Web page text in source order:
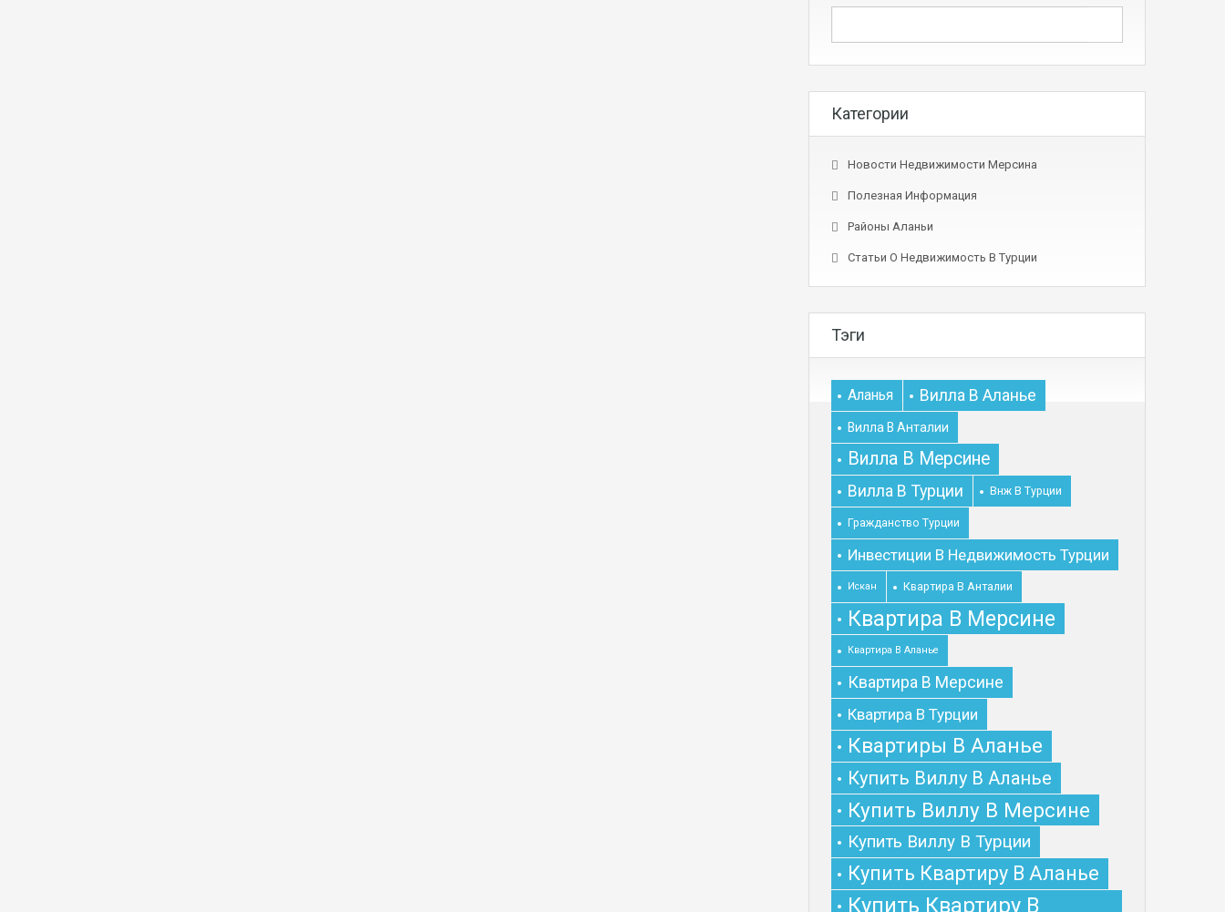
Категории
Новости Недвижимости Мерсина
Полезная Информация
Районы Аланьи
Статьи О Недвижимость В Турции
Тэги
Аланья Вилла В Аланье
Вилла В Анталии
Вилла В Мерсине
Вилла В Турции Внж В Турции
Гражданство Турции
Инвестиции В Недвижимость Турции
Искан Квартира В Анталии
Квартира В Мерсине
Квартира В Аланье
Квартира В Мерсине
Квартира В Турции
Квартиры В Аланье
Купить Виллу В Аланье
Купить Виллу В Мерсине
Купить Виллу В Турции
Купить Квартиру В Аланье
Купить Квартиру В